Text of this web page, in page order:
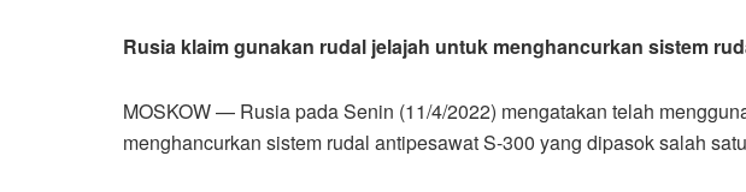
Rusia klaim gunakan rudal jelajah untuk menghancurkan sistem
MOSKOW — Rusia pada Senin (11/4/2022) mengatakan telah
menghancurkan sistem rudal antipesawat S-300 yang dipasok salah